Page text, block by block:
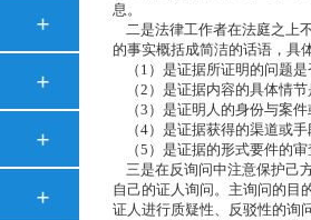
息。
二是法律工作者在法庭之上
的事实概括成简洁的话语，具
（1）是证据所证明的问题是
（2）是证据内容的具体情
（3）是证明人的身份与案
（4）是证据获得的渠道或手
（5）是证据的形式要件的
三是在反询问中注意保护己
自己的证人询问。主询问的目
证人进行质疑性、反驳性的询